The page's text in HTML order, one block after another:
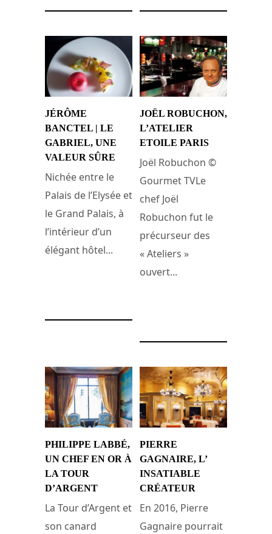
JÉRÔME
BANCTEL | LE
GABRIEL, UNE
VALEUR SÛRE
Nichée entre le
Palais de l’Elysée et
le Grand Palais, à
l’intérieur d’un
élégant hôtel...
JOËL ROBUCHON,
L’ATELIER
ETOILE PARIS
Joël Robuchon ©
Gourmet TVLe
chef Joël
Robuchon fut le
précurseur des
« Ateliers »
ouvert...
PHILIPPE LABBÉ,
UN CHEF EN OR À
LA TOUR
D’ARGENT
La Tour d’Argent et
son canard
PIERRE
GAGNAIRE, L’
INSATIABLE
CRÉATEUR
En 2016, Pierre
Gagnaire pourrait